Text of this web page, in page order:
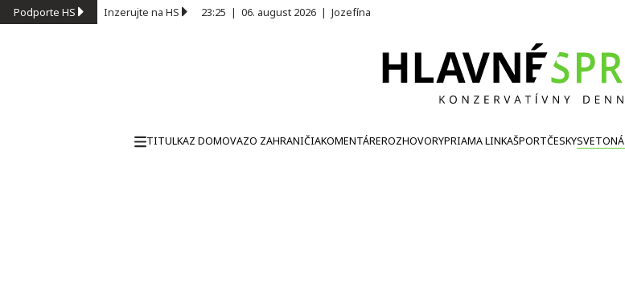
Podporte HS Inzerujte na HS 23:25 | 06. august 2026 | Jozefína
TITULKAZ DOMOVAZO ZAHRANIČIAKOMENTÁREROZHOVORYPRIAMA LINKAŠPORTČESKY